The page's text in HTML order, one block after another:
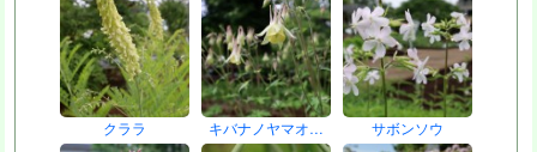
クララ キバナノヤマオ… サボンソウ